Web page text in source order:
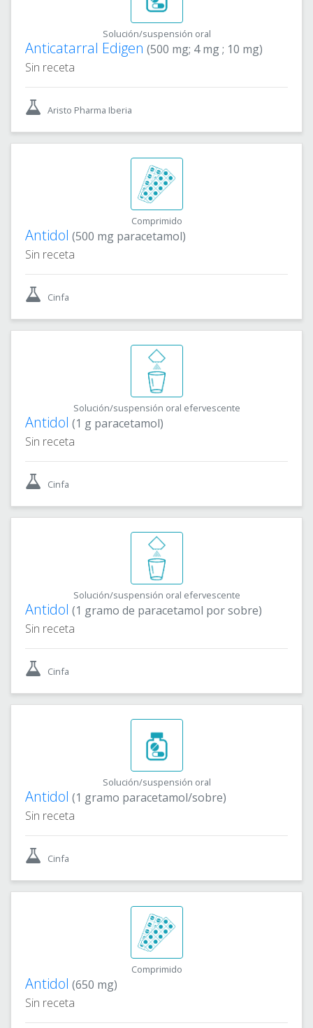
Solución/suspensión oral
Anticatarral Edigen (500 mg; 4 mg ; 10 mg)
Sin receta
Aristo Pharma Iberia
Comprimido
Antidol (500 mg paracetamol)
Sin receta
Cinfa
Solución/suspensión oral efervescente
Antidol (1 g paracetamol)
Sin receta
Cinfa
Solución/suspensión oral efervescente
Antidol (1 gramo de paracetamol por sobre)
Sin receta
Cinfa
Solución/suspensión oral
Antidol (1 gramo paracetamol/sobre)
Sin receta
Cinfa
Comprimido
Antidol (650 mg)
Sin receta